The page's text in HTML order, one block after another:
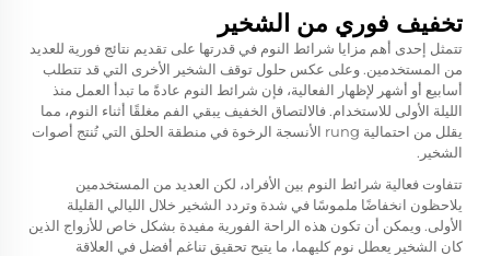
تخفيف فوري من الشخير
تتمثل إحدى أهم مزايا شرائط النوم في قدرتها على تقديم نتائج فورية للعديد
من المستخدمين. وعلى عكس حلول توقف الشخير الأخرى التي قد تتطلب
أسابيع أو أشهر لإظهار الفعالية، فإن شرائط النوم عادةً ما تبدأ العمل منذ
الليلة الأولى للاستخدام. فالالتصاق الخفيف يبقي الفم مغلقًا أثناء النوم، مما
يقلل من احتمالية rung الأنسجة الرخوة في منطقة الحلق التي تُنتج أصوات
الشخير.
تتفاوت فعالية شرائط النوم بين الأفراد، لكن العديد من المستخدمين
يلاحظون انخفاضًا ملموسًا في شدة وتردد الشخير خلال الليالي القليلة
الأولى. ويمكن أن تكون هذه الراحة الفورية مفيدة بشكل خاص للأزواج الذين
كان الشخير يعطل نوم كليهما، ما يتيح تحقيق تناغم أفضل في العلاقة